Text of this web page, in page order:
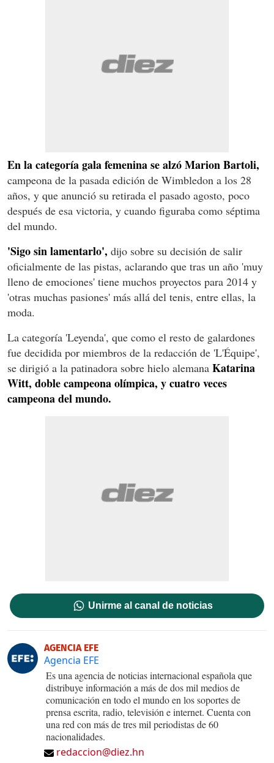
En la categoría gala femenina se alzó Marion Bartoli,
campeona de la pasada edición de Wimbledon a los 28
años, y que anunció su retirada el pasado agosto, poco
después de esa victoria, y cuando figuraba como séptima
del mundo.
'Sigo sin lamentarlo', dijo sobre su decisión de salir
oficialmente de las pistas, aclarando que tras un año 'muy
lleno de emociones' tiene muchos proyectos para 2014 y
'otras muchas pasiones' más allá del tenis, entre ellas, la
moda.
La categoría 'Leyenda', que como el resto de galardones
fue decidida por miembros de la redacción de 'L'Équipe',
se dirigió a la patinadora sobre hielo alemana Katarina
Witt, doble campeona olímpica, y cuatro veces
campeona del mundo.
Unirme al canal de noticias
AGENCIA EFE
Agencia EFE
Es una agencia de noticias internacional española que
distribuye información a más de dos mil medios de
comunicación en todo el mundo en los soportes de
prensa escrita, radio, televisión e internet. Cuenta con
una red con más de tres mil periodistas de 60
nacionalidades.
redaccion@diez.hn